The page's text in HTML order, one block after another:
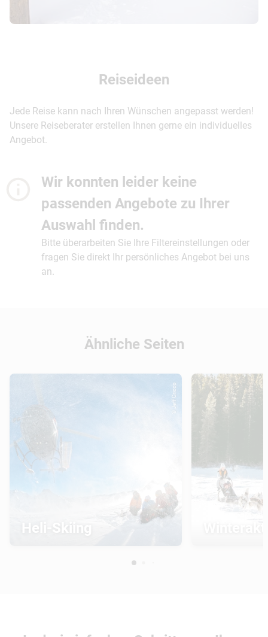
Reiseideen
Jede Reise kann nach Ihren Wünschen angepasst werden!
Unsere Reiseberater erstellen Ihnen gerne ein individuelles
Angebot.
Wir konnten leider keine
passenden Angebote zu Ihrer
Auswahl finden.
Bitte überarbeiten Sie Ihre Filtereinstellungen oder
fragen Sie direkt Ihr persönliches Angebot bei uns
an.
Ähnliche Seiten
Heli-Skiing
© Jeff Cricco